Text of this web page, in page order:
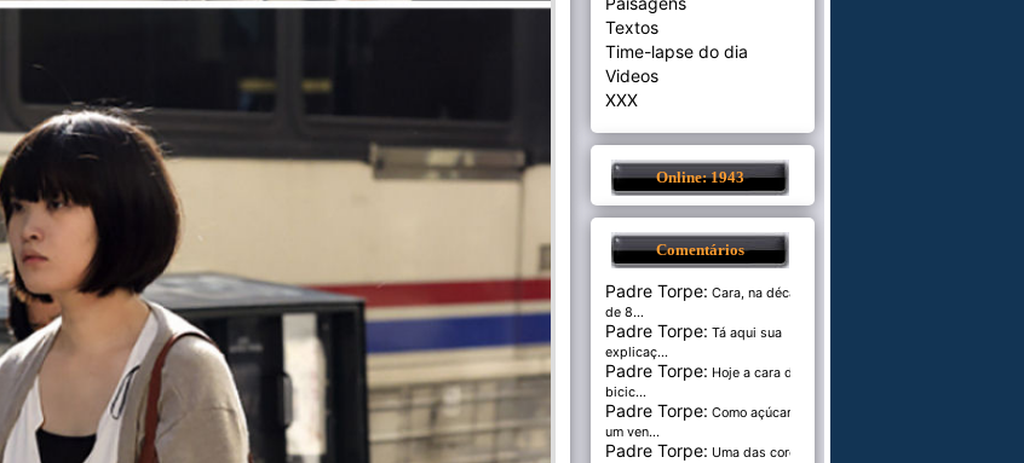
Textos
Time-lapse do dia
Videos
XXX
Online: 1943
Comentários
Padre Torpe: Cara, na década
de 8...
Padre Torpe: Tá aqui sua
explicaç...
Padre Torpe: Hoje a cara de
bicic...
Padre Torpe: Como açúcar é
um ven...
Padre Torpe: Uma das cores